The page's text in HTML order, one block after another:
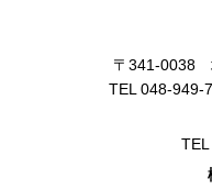
〒341‐0038
TEL 048-949-